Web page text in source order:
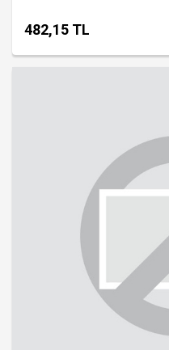
482,15 TL